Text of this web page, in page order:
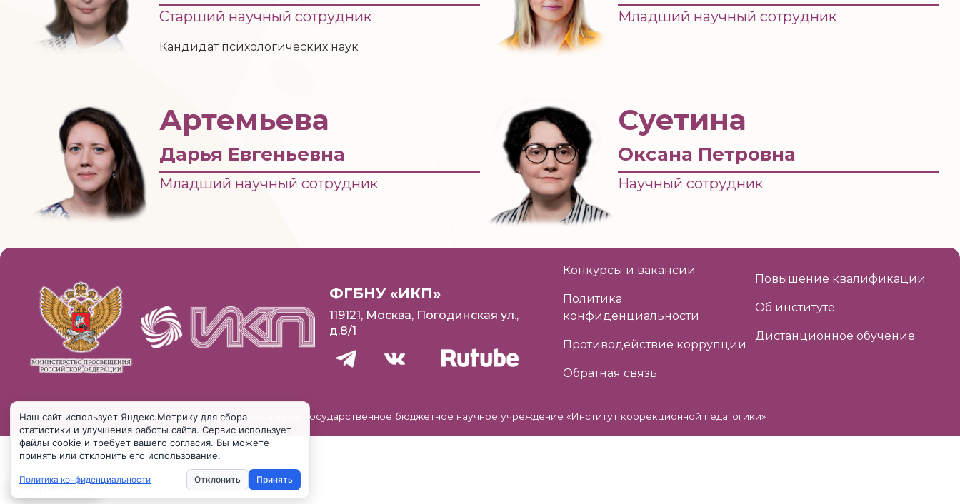
Старший научный сотрудник
Кандидат психологических наук
Младший научный сотрудник
Артемьева
Дарья Евгеньевна
Младший научный сотрудник
Суетина
Оксана Петровна
Научный сотрудник
ФГБНУ «ИКП»
119121, Москва, Погодинская ул.,
д.8/1
Конкурсы и вакансии
Политика
конфиденциальности
Противодействие коррупции
Обратная связь
Повышение квалификации
Об институте
Дистанционное обучение
© 2025 Федеральное государственное бюджетное научное учреждение «Институт коррекционной педагогики»
Наш сайт использует Яндекс.Метрику для сбора
статистики и улучшения работы сайта. Сервис использует
файлы cookie и требует вашего согласия. Вы можете
принять или отклонить его использование.
Политика конфиденциальности Отклонить Принять
Настройки cookie